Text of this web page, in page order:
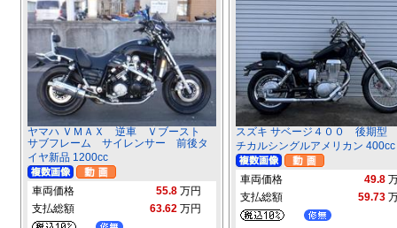
ヤマハ ＶＭＡＸ 逆車 Ｖブースト
サブフレーム サイレンサー 前後タ
イヤ新品 1200cc
車両価格 55.8 万円
支払総額
63.62 万円
スズキ サベージ４００ 後期型
チカルシングルアメリカン 400cc
車両価格 49.8
支払総額
59.73